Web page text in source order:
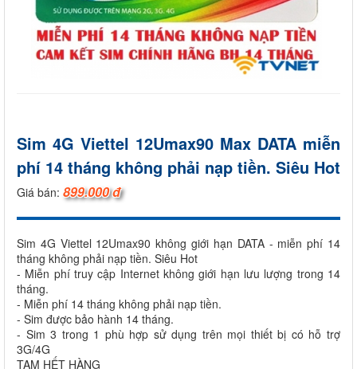
Sim 4G Viettel 12Umax90 Max DATA miễn
phí 14 tháng không phải nạp tiền. Siêu Hot
Giá bán: 899.000 đ
Sim 4G Viettel 12Umax90 không giới hạn DATA - miễn phí 14
tháng không phải nạp tiền. Siêu Hot
- Miễn phí truy cập Internet không giới hạn lưu lượng trong 14
tháng.
- Miễn phí 14 tháng không phải nạp tiền.
- Sim được bảo hành 14 tháng.
- Sim 3 trong 1 phù hợp sử dụng trên mọi thiết bị có hỗ trợ
3G/4G
TẠM HẾT HÀNG